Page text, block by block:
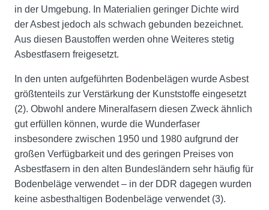
in der Umgebung. In Materialien geringer Dichte wird
der Asbest jedoch als schwach gebunden bezeichnet.
Aus diesen Baustoffen werden ohne Weiteres stetig
Asbestfasern freigesetzt.
In den unten aufgeführten Bodenbelägen wurde Asbest
größtenteils zur Verstärkung der Kunststoffe eingesetzt
(2). Obwohl andere Mineralfasern diesen Zweck ähnlich
gut erfüllen können, wurde die Wunderfaser
insbesondere zwischen 1950 und 1980 aufgrund der
großen Verfügbarkeit und des geringen Preises von
Asbestfasern in den alten Bundesländern sehr häufig für
Bodenbeläge verwendet – in der DDR dagegen wurden
keine asbesthaltigen Bodenbeläge verwendet (3).